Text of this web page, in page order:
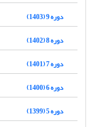
دوره 9 (1403)
دوره 8 (1402)
دوره 7 (1401)
دوره 6 (1400)
دوره 5 (1399)